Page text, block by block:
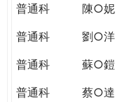
WAGOR
TODAY
THE
WORLD
PUTTING
普通科
陳○妮
普通科
劉○洋
普通科
蘇○鎧
普通科
蔡○達